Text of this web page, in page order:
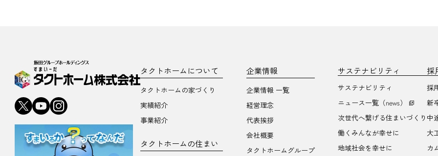
タクトホームについて
タクトホームの家づくり
実績紹介
事業紹介
タクトホームの住まい
企業情報
企業情報 一覧
経営理念
代表挨拶
会社概要
タクトホームグループ
サステナビリティ
サステナビリティ
ニュース一覧（news）
次世代へ繋げる住まいづくり
働くみんなが幸せに
地域社会を幸せに
採
採
新
中
大
カ